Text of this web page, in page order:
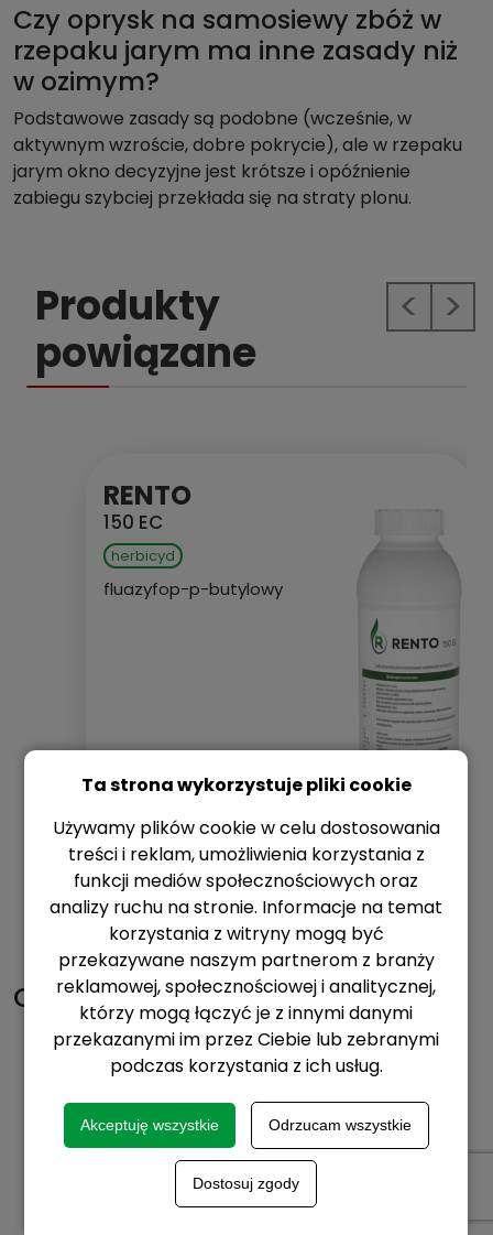
Ta strona wykorzystuje pliki cookie
Używamy plików cookie w celu dostosowania
treści i reklam, umożliwienia korzystania z
funkcji mediów społecznościowych oraz
analizy ruchu na stronie. Informacje na temat
korzystania z witryny mogą być
przekazywane naszym partnerom z branży
reklamowej, społecznościowej i analitycznej,
którzy mogą łączyć je z innymi danymi
przekazanymi im przez Ciebie lub zebranymi
podczas korzystania z ich usług.
Akceptuję wszystkie Odrzucam wszystkie
Dostosuj zgody
Czy oprysk na samosiewy zbóż w
rzepaku jarym ma inne zasady niż
w ozimym?
Podstawowe zasady są podobne (wcześnie, w
aktywnym wzroście, dobre pokrycie), ale w rzepaku
jarym okno decyzyjne jest krótsze i opóźnienie
zabiegu szybciej przekłada się na straty plonu.
Produkty
powiązane
PreviousNext
RENTO
150 EC
herbicyd
fluazyfop-p-butylowy
5L, 1L
Zobacz szczegóły
Ochrona rzepaku
Ochrona rzepaku